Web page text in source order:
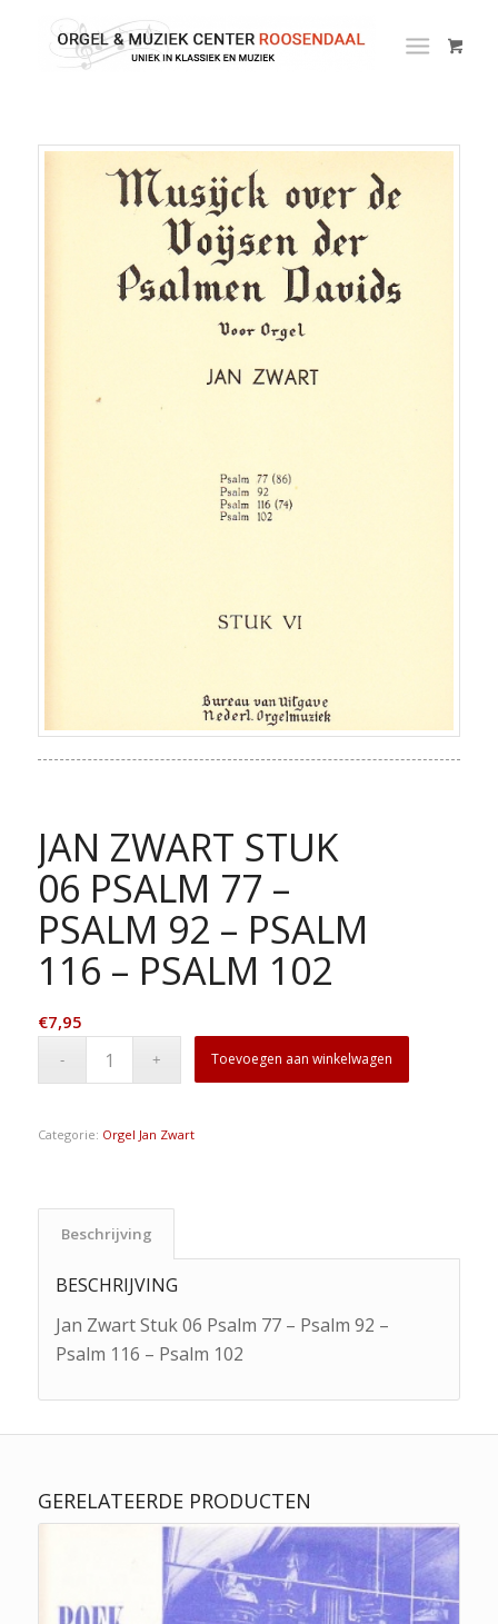
JAN ZWART STUK
06 PSALM 77 –
PSALM 92 – PSALM
116 – PSALM 102
€7,95
Toevoegen aan winkelwagen
Categorie: Orgel Jan Zwart
Beschrijving
BESCHRIJVING
Jan Zwart Stuk 06 Psalm 77 – Psalm 92 –
Psalm 116 – Psalm 102
GERELATEERDE PRODUCTEN